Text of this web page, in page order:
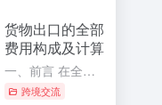
货物出口的全部
费用构成及计算
一、前言 在全球化的今天，货物出口已经成为了众多企业和商家开展国际贸易的主要方式。要想顺利地开展货物出口业务，必须充分了解货物出口的全部费用构成及其计算方法。这将有助于企业更精确地掌握出口成本，合理制...
跨境交流